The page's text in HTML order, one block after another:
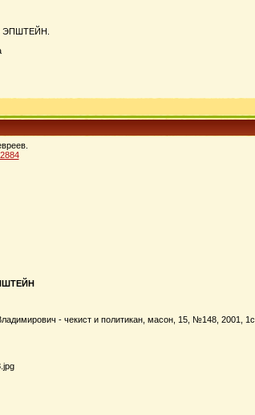
ЭПШТЕЙН.
- чекист и политикан, масон, 15, №148, 2001, 1с.